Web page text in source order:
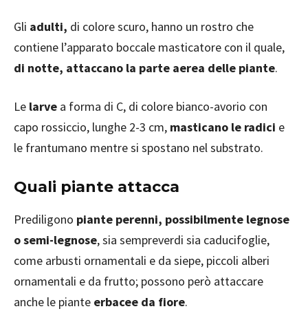
Gli adulti, di colore scuro, hanno un rostro che
contiene l’apparato boccale masticatore con il quale,
di notte, attaccano la parte aerea delle piante.
Le larve a forma di C, di colore bianco-avorio con
capo rossiccio, lunghe 2-3 cm, masticano le radici e
le frantumano mentre si spostano nel substrato.
Quali piante attacca
Prediligono piante perenni, possibilmente legnose
o semi-legnose, sia sempreverdi sia caducifoglie,
come arbusti ornamentali e da siepe, piccoli alberi
ornamentali e da frutto; possono però attaccare
anche le piante erbacee da fiore.